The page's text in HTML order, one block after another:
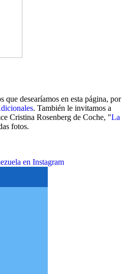
que desearíamos en esta página, por
. También le invitamos a
Cristina Rosenberg de Coche, "La
fotos.
en Instagram